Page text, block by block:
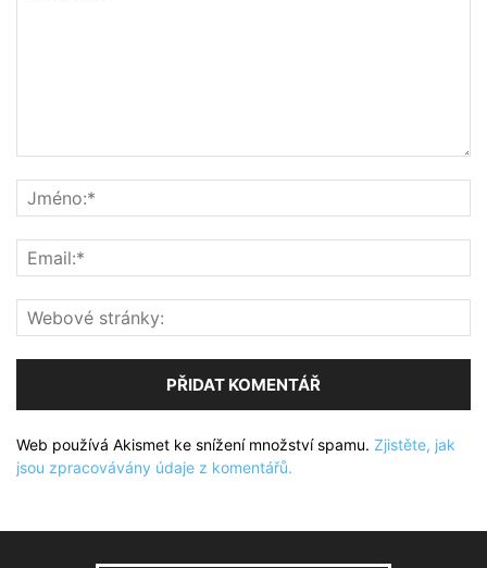
Web používá Akismet ke snížení množství spamu. Zjistěte, jak
jsou zpracovávány údaje z komentářů.